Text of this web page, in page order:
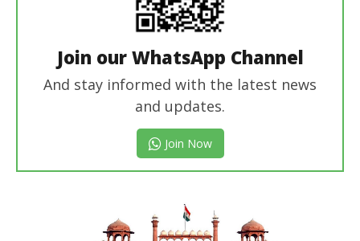
Join our WhatsApp Channel
And stay informed with the latest news
and updates.
Join Now